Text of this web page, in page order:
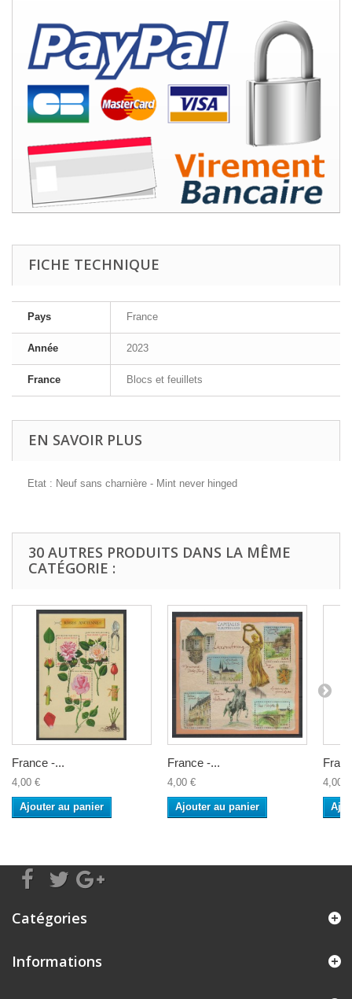
FICHE TECHNIQUE
Pays France
Année 2023
France Blocs et feuillets
EN SAVOIR PLUS
Etat : Neuf sans charnière - Mint never hinged
30 AUTRES PRODUITS DANS LA MÊME
CATÉGORIE :
France -...
4,00 €
Ajouter au panier
France -...
4,00 €
Ajouter au panier
4,00 €
Catégories
Informations